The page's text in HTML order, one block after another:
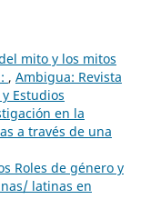
mito y los mitos
, Ambigua: Revista
Estudios
en la
a través de una
Roles de género y
latinas en